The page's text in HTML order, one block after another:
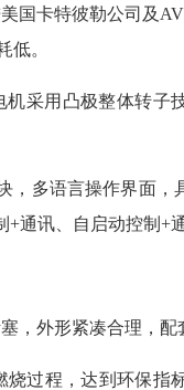
国卡特彼勒公司及
低。
采用凸极整体转
，多语言操作界面
通讯、自启动控制+
，外形紧凑合理，配
过程，达到环保指